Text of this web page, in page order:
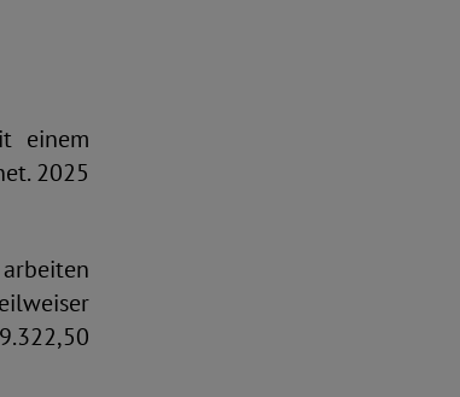
einem
2025